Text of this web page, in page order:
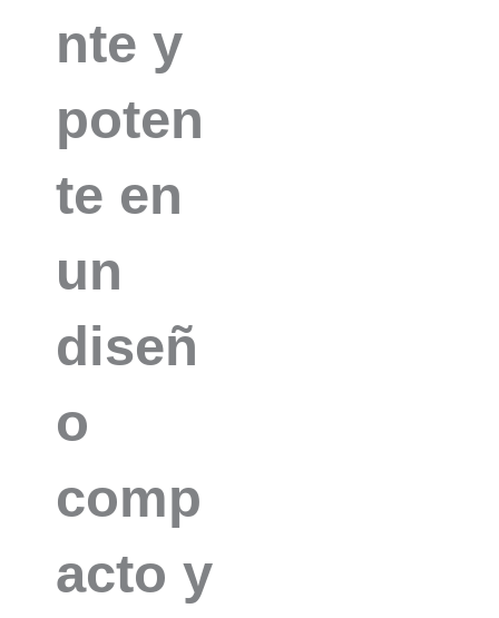
nte y
poten
te en
un
diseñ
o
comp
acto y